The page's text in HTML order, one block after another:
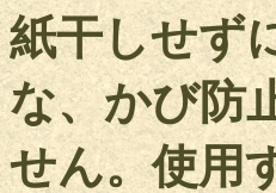
紙干しせず
な、かび防
せん。使用